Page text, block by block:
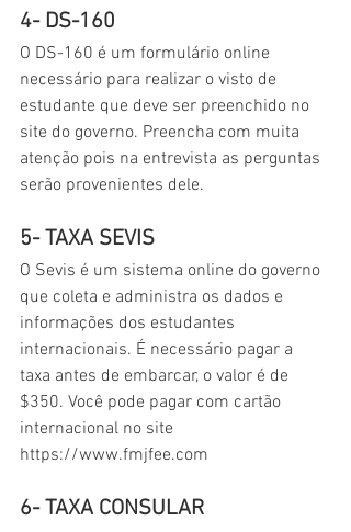
4- DS-160
O DS-160 é um formulário online
necessário para realizar o visto de
estudante que deve ser preenchido no
site do governo. Preencha com muita
atenção pois na entrevista as perguntas
serão provenientes dele.
5- TAXA SEVIS
O Sevis é um sistema online do governo
que coleta e administra os dados e
informações dos estudantes
internacionais. É necessário pagar a
taxa antes de embarcar, o valor é de
$350. Você pode pagar com cartão
internacional no site
https://www.fmjfee.com
6- TAXA CONSULAR